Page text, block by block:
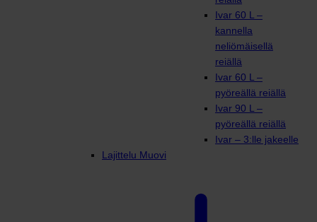
Ivar 60 L –
kannella
neliömäisellä
reiällä
Ivar 60 L –
pyöreällä reiällä
Ivar 90 L –
pyöreällä reiällä
Ivar – 3:lle jakeelle
Lajittelu Muovi